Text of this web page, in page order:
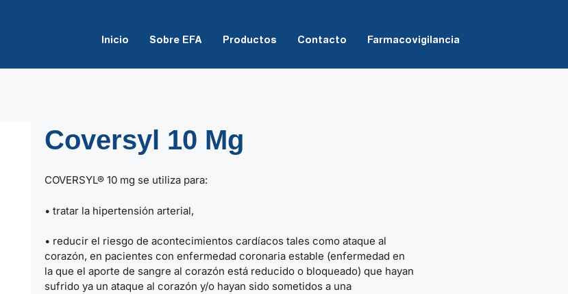
Inicio Sobre EFA Productos Contacto Farmacovigilancia
Coversyl 10 Mg
COVERSYL® 10 mg se utiliza para:
• tratar la hipertensión arterial,
• reducir el riesgo de acontecimientos cardíacos tales como ataque al
corazón, en pacientes con enfermedad coronaria estable (enfermedad en
la que el aporte de sangre al corazón está reducido o bloqueado) que hayan
sufrido ya un ataque al corazón y/o hayan sido sometidos a una